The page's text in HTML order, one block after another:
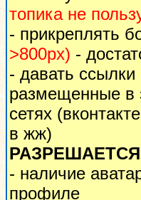
топика не
- прикреплять
>800px) -
- давать
размещенные в
сетях
в жж)
- наличие
профиле